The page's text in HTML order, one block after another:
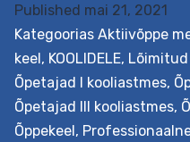
aineülene õpe,
Koos luuakse ühine
õppekava läbivad
koostöös õpilastega
Väljundid Õpetaja
kooli õppe-
Published mai 21, 2021
Kategoorias Aktiivõppe
keel, KOOLIDELE, Lõimitud
Õpetajad I kooliastmes,
Õpetajad III kooliastmes,
Õppekeel,